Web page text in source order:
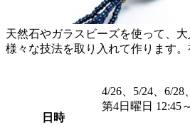
天然石やガラスビーズを使って、
様々な技法を取り入れて作ります
日時
4/26、5/24、6/28
第4日曜日 12:45